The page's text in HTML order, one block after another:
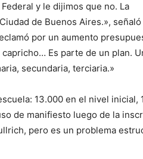
y le dijimos que no. La
de Buenos Aires.»,
por un aumento
Es parte de un plan.
secundaria, terciaria.»
13.000 en el nivel inicial,
de manifiesto luego de la
pero es un problema